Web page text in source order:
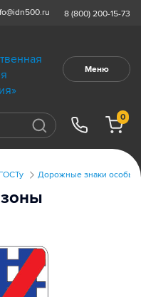
8 (800) 200-15-73
Меню
0
Дорожные знаки особых